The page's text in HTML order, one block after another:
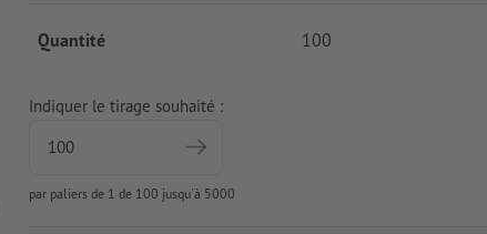
Quantité 100
Indiquer le tirage souhaité :
par paliers de 1 de 100 jusqu'à 5000